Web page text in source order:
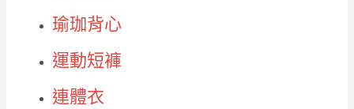
瑜珈背心
運動短褲
連體衣